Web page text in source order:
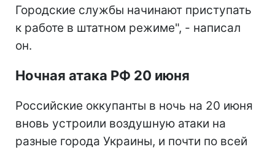
Городские службы начинают приступать
к работе в штатном режиме", - написал
он.
Ночная атака РФ 20 июня
Российские оккупанты в ночь на 20 июня
вновь устроили воздушную атаки на
разные города Украины, и почти по всей